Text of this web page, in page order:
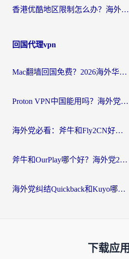
香港优酷地区限制怎么办？海外党亲测有效的追剧解决方案
回国代理vpn
Mac翻墙回国免费？2026海外华人亲测：从CCTV5直播到国内APP，这样选加速器才靠谱
Proton VPN中国能用吗？海外党选回国加速器的避坑指南（附番茄加速器实测）
海外党必看：斧牛和Fly2CN好用吗？3招教你选对回国加速器（附免费试用攻略）
斧牛和OurPlay哪个好？海外党2026亲测：选对加速器，国内资源秒加载
海外党纠结Quickback和Kuyo哪个好？选对回国加速器才能无缝刷国内资源
下载应用